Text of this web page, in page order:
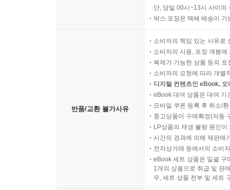
단, 당일 00시~13시 사이의
박스 포장은 택배 배송이
반품/교환 불가사유
소비자의 책임 있는 사유로
소비자의 사용, 포장 개봉
복제가 가능한 상품 등의
소비자의 요청에 따라 개별
디지털 컨텐츠인 eBook,
eBook 대여 상품은 대여 기
모바일 쿠폰 등록 후 취소/
중고상품이 구매확정(자동
LP상품의 재생 불량 원인
시간의 경과에 의해 재판매
전자상거래 등에서의 소비
eBook 세트 상품은 일괄 구
1개의 상품으로 취급 및 판
우, 세트 상품 전부 및 세트